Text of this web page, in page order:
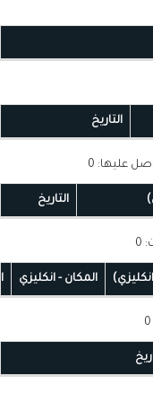
التاريخ
عليها: 0
التاريخ
المكان - انكليزي